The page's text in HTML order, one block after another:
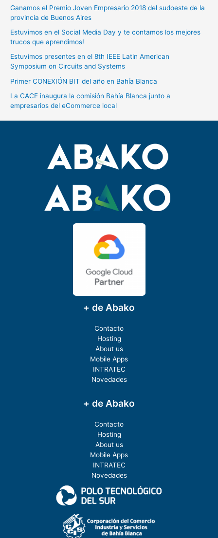
Ganamos el Premio Joven Empresario 2018 del sudoeste de la
provincia de Buenos Aires
Estuvimos en el Social Media Day y te contamos los mejores
trucos que aprendimos!
Estuvimos presentes en el 8th IEEE Latin American
Symposium on Circuits and Systems
Primer CONEXIÓN BIT del año en Bahía Blanca
La CACE inaugura la comisión Bahía Blanca junto a
empresarios del eCommerce local
+ de Abako
Contacto
Hosting
About us
Mobile Apps
INTRATEC
Novedades
+ de Abako
Contacto
Hosting
About us
Mobile Apps
INTRATEC
Novedades